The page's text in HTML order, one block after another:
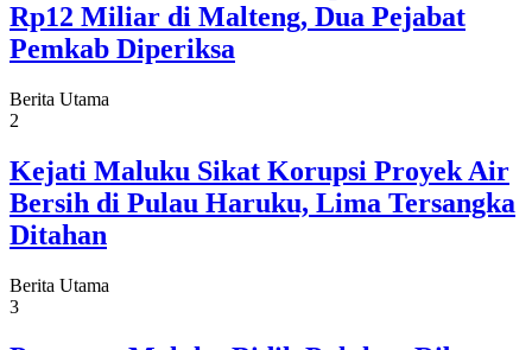
Rp12 Miliar di Malteng, Dua Pejabat
Pemkab Diperiksa
Berita Utama
2
Kejati Maluku Sikat Korupsi Proyek Air
Bersih di Pulau Haruku, Lima Tersangka
Ditahan
Berita Utama
3